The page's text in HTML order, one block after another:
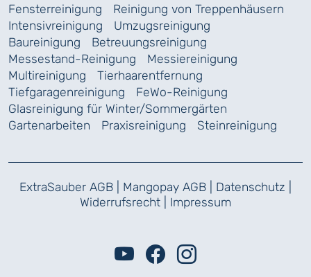
Fensterreinigung
Reinigung von Treppenhäusern
Intensivreinigung
Umzugsreinigung
Baureinigung
Betreuungsreinigung
Messestand-Reinigung
Messiereinigung
Multireinigung
Tierhaarentfernung
Tiefgaragenreinigung
FeWo-Reinigung
Glasreinigung für Winter/Sommergärten
Gartenarbeiten
Praxisreinigung Steinreinigung
ExtraSauber AGB Mangopay AGB Datenschutz
Widerrufsrecht
Impressum